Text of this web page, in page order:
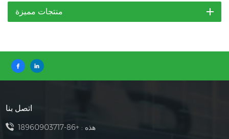
منتجات مميزة
اتصل بنا
هذه :+86-18960903717